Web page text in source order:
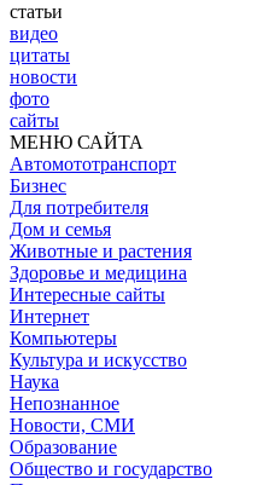
статьи
видео
цитаты
новости
фото
сайты
МЕНЮ САЙТА
Автомототранспорт
Бизнес
Для потребителя
Дом и семья
Животные и растения
Здоровье и медицина
Интересные сайты
Интернет
Компьютеры
Культура и искусство
Наука
Непознанное
Новости, СМИ
Образование
Общество и государство